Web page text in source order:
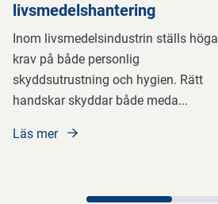
livsmedelshantering
Inom livsmedelsindustrin ställs höga
krav på både personlig
skyddsutrustning och hygien. Rätt
handskar skyddar både meda...
Läs mer